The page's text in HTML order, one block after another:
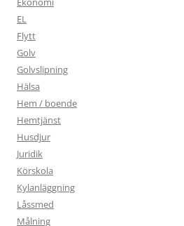
EL
Flytt
Golv
Golvslipning
Hälsa
Hem / boende
Hemtjänst
Husdjur
Juridik
Körskola
Kylanläggning
Låssmed
Målning